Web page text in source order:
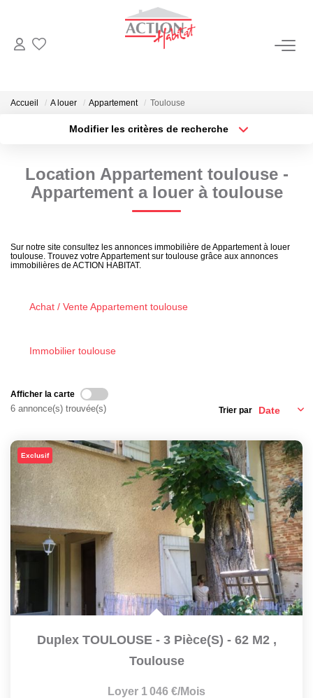
Ventes
Locations
VENDRE
Biens Vendus
Nous Contacter
Nous Rejoindre
MON COMPTE
EN
Accueil A louer Appartement Toulouse
Modifier les critères de recherche
Sélectionnez...
Type de bien
Surface min
Créer une alerte
Location Appartement toulouse -
Appartement a louer à toulouse
Sur notre site consultez les annonces immobilière de Appartement à louer
toulouse. Trouvez votre Appartement sur toulouse grâce aux annonces
immobilières de ACTION HABITAT.
Achat / Vente Appartement toulouse
Immobilier toulouse
Afficher la carte
6 annonce(s) trouvée(s) Trier par
Exclusif
Duplex TOULOUSE - 3 Pièce(s) - 62 M2 ,
Toulouse
Loyer 1 046 €/mois